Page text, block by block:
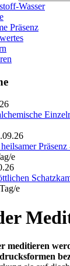
Wasser
Präsenz
e
e
meditieren